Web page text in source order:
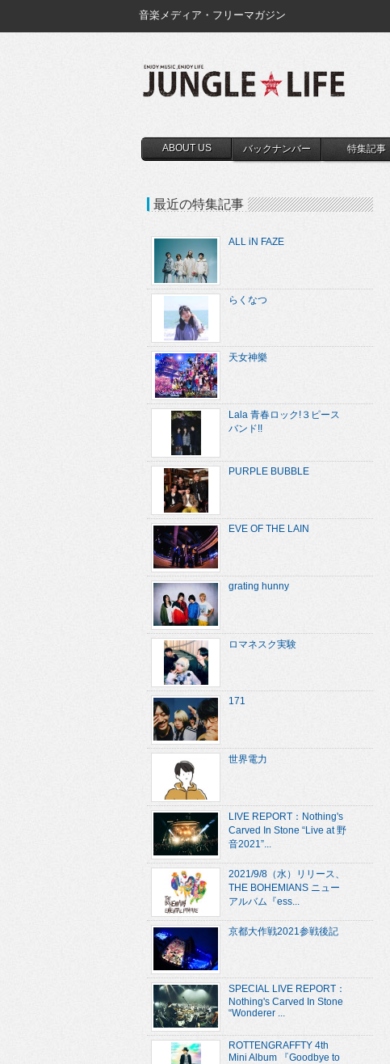
音楽メディア・フリーマガジン
ABOUT US バックナンバー 特集記事
最近の特集記事
ALL iN FAZE
らくなつ
天女神樂
Lala 青春ロック!３ピース
バンド!!
PURPLE BUBBLE
EVE OF THE LAIN
grating hunny
ロマネスク実験
171
世界電力
LIVE REPORT：Nothing's
Carved In Stone “Live at 野
音2021”...
2021/9/8（水）リリース、
THE BOHEMIANS ニュー
アルバム『ess...
京都大作戦2021参戦後記
SPECIAL LIVE REPORT：
Nothing's Carved In Stone
“Wonderer ...
ROTTENGRAFFTY 4th
Mini Album 『Goodbye to